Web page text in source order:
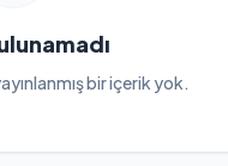
bir içerik yok.